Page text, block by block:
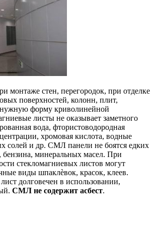
монтаже стен, перегородок, при отделке
поверхностей, колонн, плит,
нужную форму криволинейной
листы не оказывает заметного
вода, фтористоводородная
хромовая кислота, водные
солей и др. СМЛ панели не боятся едких
бензина, минеральных масел. При
стекломагниевых листов могут
виды шпаклѐвок, красок, клеев.
долговечен в использовании,
СМЛ не содержит асбест.